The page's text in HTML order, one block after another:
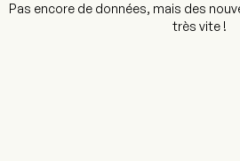
Pas encore de données, mais des
très vite !